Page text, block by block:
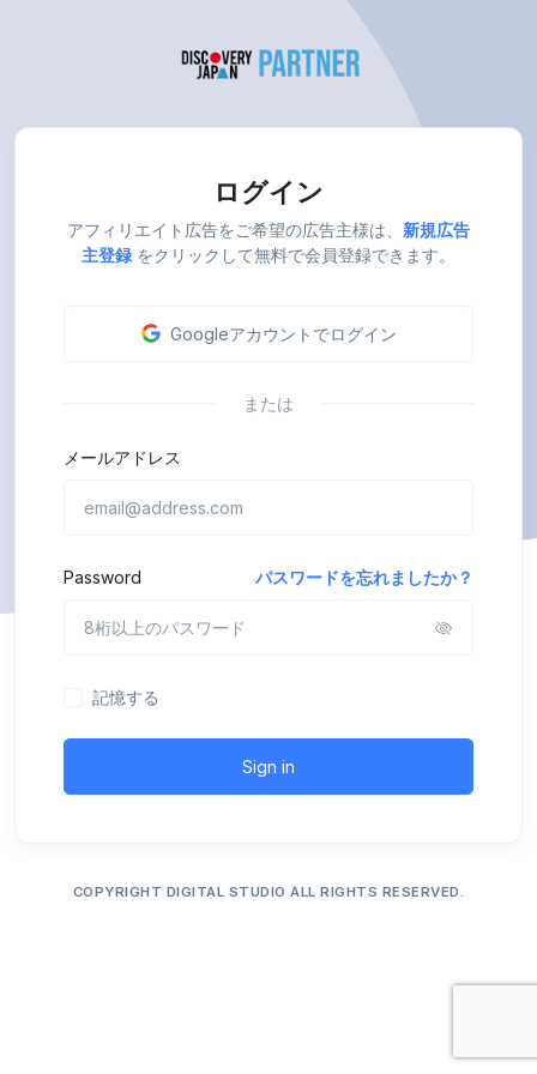
ログイン
アフィリエイト広告をご希望の広告主様は、 新規広告
主登録 をクリックして無料で会員登録できます。
Googleアカウントでログイン
または
メールアドレス
Password パスワードを忘れましたか？
記憶する
Sign in
COPYRIGHT DIGITAL STUDIO ALL RIGHTS RESERVED.